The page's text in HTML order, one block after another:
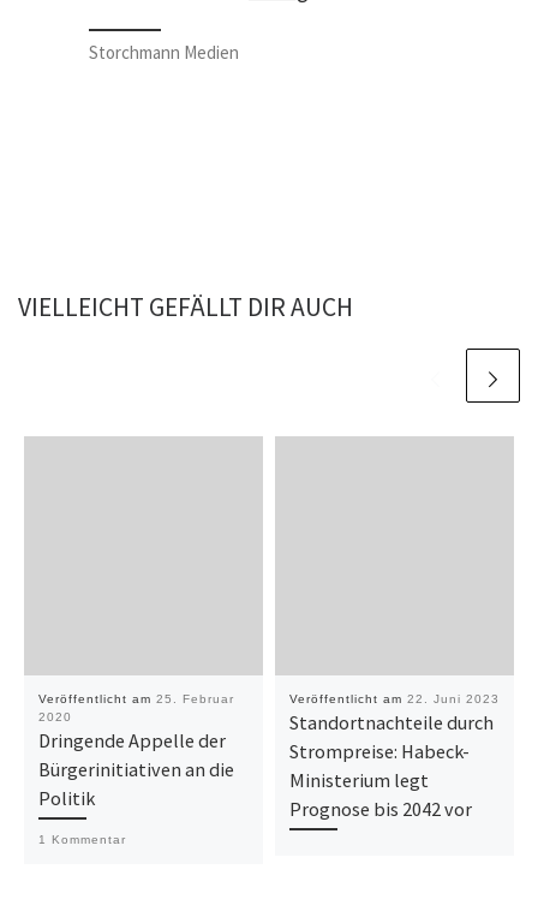
Storchmann Medien
VIELLEICHT GEFÄLLT DIR AUCH
Veröffentlicht am 25. Februar
2020
Dringende Appelle der
Bürgerinitiativen an die
Politik
1 Kommentar
Veröffentlicht am 22. Juni 2023
Standortnachteile durch
Strompreise: Habeck-
Ministerium legt
Prognose bis 2042 vor